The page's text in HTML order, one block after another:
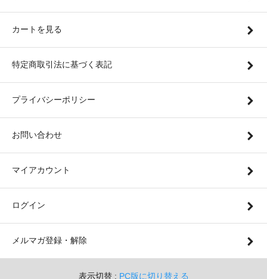
カートを見る
特定商取引法に基づく表記
プライバシーポリシー
お問い合わせ
マイアカウント
ログイン
メルマガ登録・解除
表示切替 : PC版に切り替える